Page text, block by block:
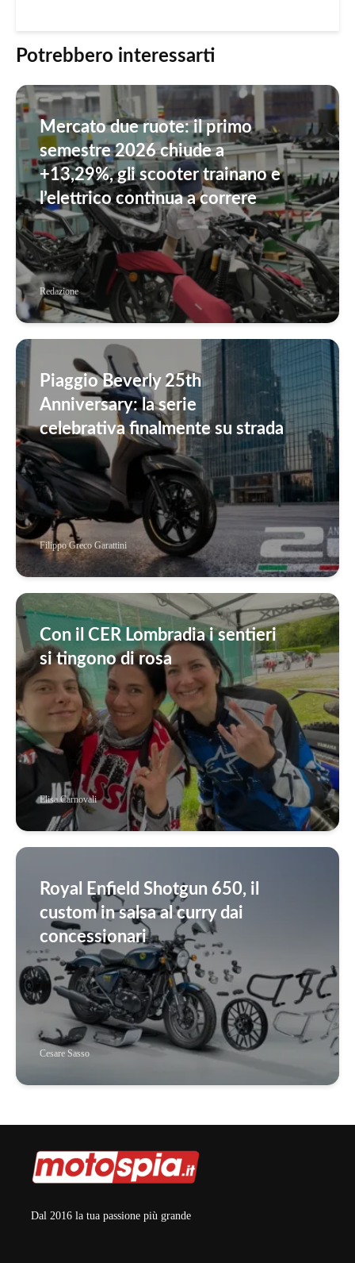
Potrebbero interessarti
Mercato due ruote: il primo
semestre 2026 chiude a
+13,29%, gli scooter trainano e
l’elettrico continua a correre
Redazione
Piaggio Beverly 25th
Anniversary: la serie
celebrativa finalmente su strada
Filippo Greco Garattini
Con il CER Lombradia i sentieri
si tingono di rosa
Elisa Carnovali
Royal Enfield Shotgun 650, il
custom in salsa al curry dai
concessionari
Cesare Sasso
Dal 2016 la tua passione più grande